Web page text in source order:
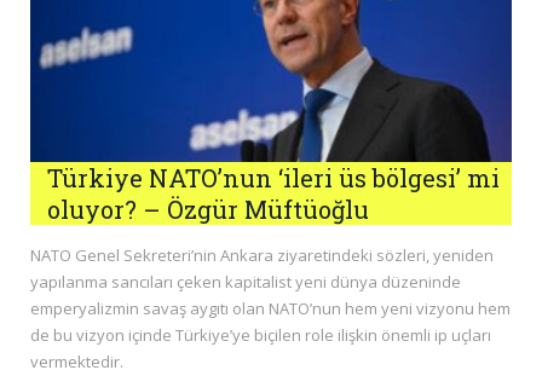
Türkiye NATO’nun ‘ileri üs bölgesi’ mi
oluyor? – Özgür Müftüoğlu
NATO Genel Sekreteri’nin Ankara ziyaretindeki sözleri, yeniden
yapılanma sancıları çeken kapitalist yeni dünya düzeninde
emperyalizmin savaş aygıtı olan NATO’nun hem yeni vizyonu hem
de bu vizyon içinde Türkiye’ye biçilen role ilişkin önemli ip uçları
vermektedir.